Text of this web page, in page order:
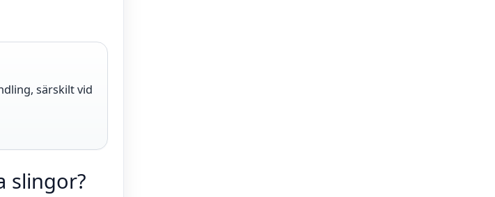
särskilt vid
slingor?